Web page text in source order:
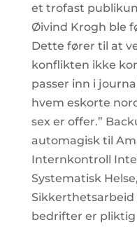
et trofast
Øivind Krogh ble
Dette fører til at
konflikten ikke
passer inn i
hvem eskorte
sex er offer.”
automagisk til
Internkontroll
Systematisk
Sikkerthetsarbeid
bedrifter er pliktig